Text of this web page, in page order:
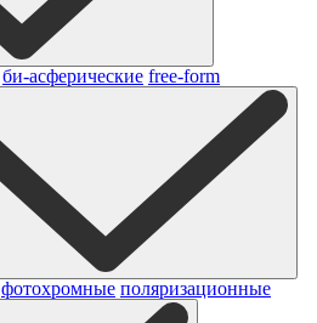
би-асферические free-form
фотохромные поляризационные